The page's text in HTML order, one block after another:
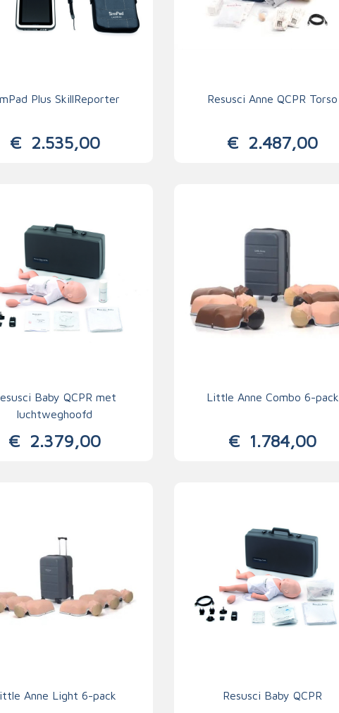
Plus SkillReporter
€2.535,00
Resusci Anne QCPR Torso
€ 2.487,00
Baby QCPR met
luchtweghoofd
€ 2.379,00
Little Anne Combo 6-pack
€ 1.784,00
Anne Light 6-pack Resusci Baby QCPR